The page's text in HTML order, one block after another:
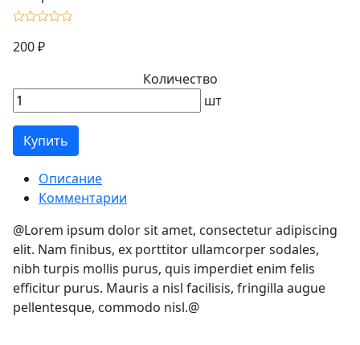
200 ₽
Количество
шт
Купить
Описание
Комментарии
@Lorem ipsum dolor sit amet, consectetur adipiscing
elit. Nam finibus, ex porttitor ullamcorper sodales,
nibh turpis mollis purus, quis imperdiet enim felis
efficitur purus. Mauris a nisl facilisis, fringilla augue
pellentesque, commodo nisl.@